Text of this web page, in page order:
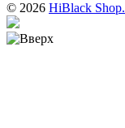
© 2026 HiBlack Shop.